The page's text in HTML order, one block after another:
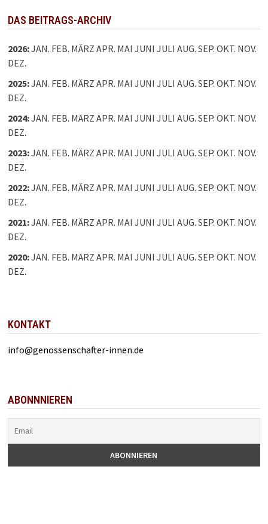
DAS BEITRAGS-ARCHIV
2026:JAN. FEB. MÄRZ APR. MAI JUNI JULI AUG. SEP. OKT. NOV.
DEZ.
2025:JAN. FEB. MÄRZ APR. MAI JUNI JULI AUG. SEP. OKT. NOV.
DEZ.
2024:JAN. FEB. MÄRZ APR. MAI JUNI JULI AUG. SEP. OKT. NOV.
DEZ.
2023:JAN. FEB. MÄRZ APR. MAI JUNI JULI AUG. SEP. OKT. NOV.
DEZ.
2022:JAN. FEB. MÄRZ APR. MAI JUNI JULI AUG. SEP. OKT. NOV.
DEZ.
2021:JAN. FEB. MÄRZ APR. MAI JUNI JULI AUG. SEP. OKT. NOV.
DEZ.
2020:JAN. FEB. MÄRZ APR. MAI JUNI JULI AUG. SEP. OKT. NOV.
DEZ.
KONTAKT
info@genossenschafter-innen.de
ABONNNIEREN